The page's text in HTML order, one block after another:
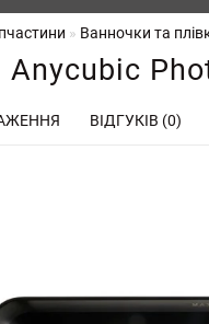
Ванночки та
ВІДГУКІВ (0)